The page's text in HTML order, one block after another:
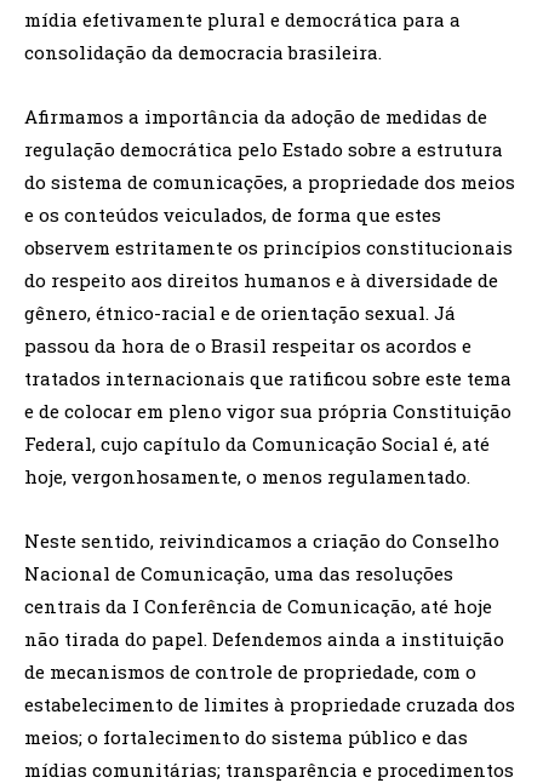
mídia efetivamente plural e democrática para a
consolidação da democracia brasileira.
Afirmamos a importância da adoção de medidas de
regulação democrática pelo Estado sobre a estrutura
do sistema de comunicações, a propriedade dos meios
e os conteúdos veiculados, de forma que estes
observem estritamente os princípios constitucionais
do respeito aos direitos humanos e à diversidade de
gênero, étnico-racial e de orientação sexual. Já
passou da hora de o Brasil respeitar os acordos e
tratados internacionais que ratificou sobre este tema
e de colocar em pleno vigor sua própria Constituição
Federal, cujo capítulo da Comunicação Social é, até
hoje, vergonhosamente, o menos regulamentado.
Neste sentido, reivindicamos a criação do Conselho
Nacional de Comunicação, uma das resoluções
centrais da I Conferência de Comunicação, até hoje
não tirada do papel. Defendemos ainda a instituição
de mecanismos de controle de propriedade, com o
estabelecimento de limites à propriedade cruzada dos
meios; o fortalecimento do sistema público e das
mídias comunitárias; transparência e procedimentos